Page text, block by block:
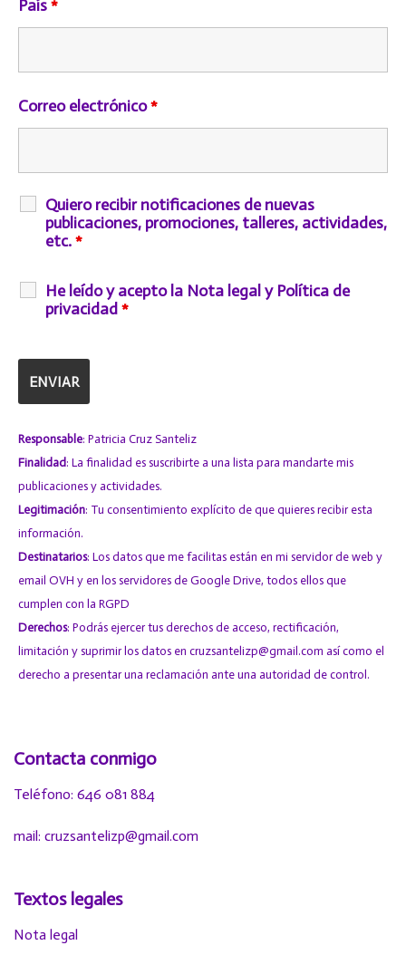
País*
Correo electrónico*
Quiero recibir notificaciones de nuevas
publicaciones, promociones, talleres, actividades,
etc.*
He leído y acepto la Nota legal y Política de
privacidad *
Responsable: Patricia Cruz Santeliz
Finalidad: La finalidad es suscribirte a una lista para mandarte mis
publicaciones y actividades.
Legitimación: Tu consentimiento explícito de que quieres recibir esta
información.
Destinatarios: Los datos que me facilitas están en mi servidor de web y
email OVH y en los servidores deGoogle Drive, todos ellos que
cumplen con la RGPD
Derechos: Podrás ejercer tus derechos de acceso, rectificación,
limitación y suprimir los datos en cruzsantelizp@gmail.com así como el
derecho a presentar una reclamación ante una autoridad de control.
Contacta conmigo
Teléfono: 646 081 884
mail: cruzsantelizp@gmail.com
Textos legales
Nota legal